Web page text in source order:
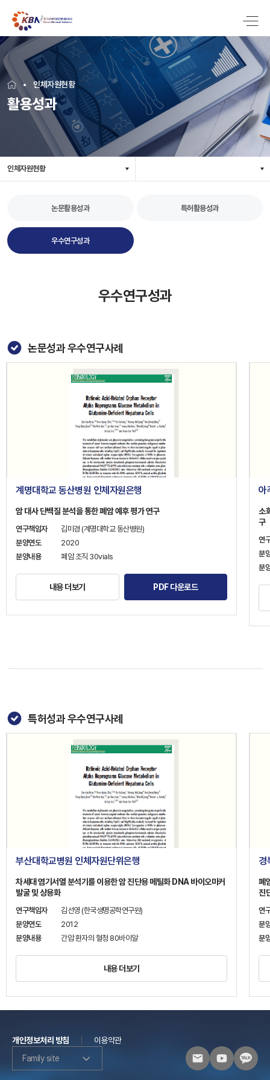
인체자원현황
활용성과
인체자원현황
논문활용성과 특허활용성과
우수연구성과
우수연구성과
논문성과 우수연구사례
계명대학교 동산병원 인체자원은행
암 대사 단백질 분석을 통한 폐암 예후 평가 연구
연구책임자
김미경 (계명대학교 동산병원)
분양연도
2020
분양내용
폐암 조직 30vials
내용 더보기 PDF 다운로드
아
소
구
연
분
분
특허성과 우수연구사례
부산대학교병원 인체자원단위은행
차세대 염기서열 분석기를 이용한 암 진단용 메틸화 DNA 바이오마커
발굴 및 상용화
연구책임자
김선영 (한국생명공학연구원)
분양연도
2012
분양내용
간암 환자의 혈청 80바이알
내용 더보기
경
폐
진
연
분
분
개인정보처리 방침
이용약관
Family site